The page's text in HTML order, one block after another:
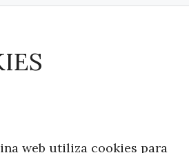
web utiliza cookies para